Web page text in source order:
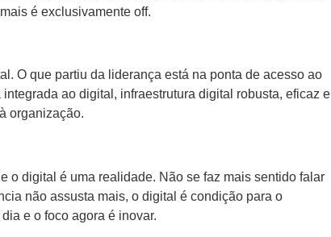
é exclusivamente off.
O que partiu da liderança está na ponta de acesso ao
ao digital, infraestrutura digital robusta, eficaz e
organização.
o digital é uma realidade. Não se faz mais sentido falar
não assusta mais, o digital é condição para o
e o foco agora é inovar.